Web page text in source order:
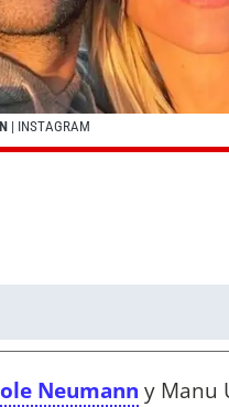
| INSTAGRAM
Neumann y Manu